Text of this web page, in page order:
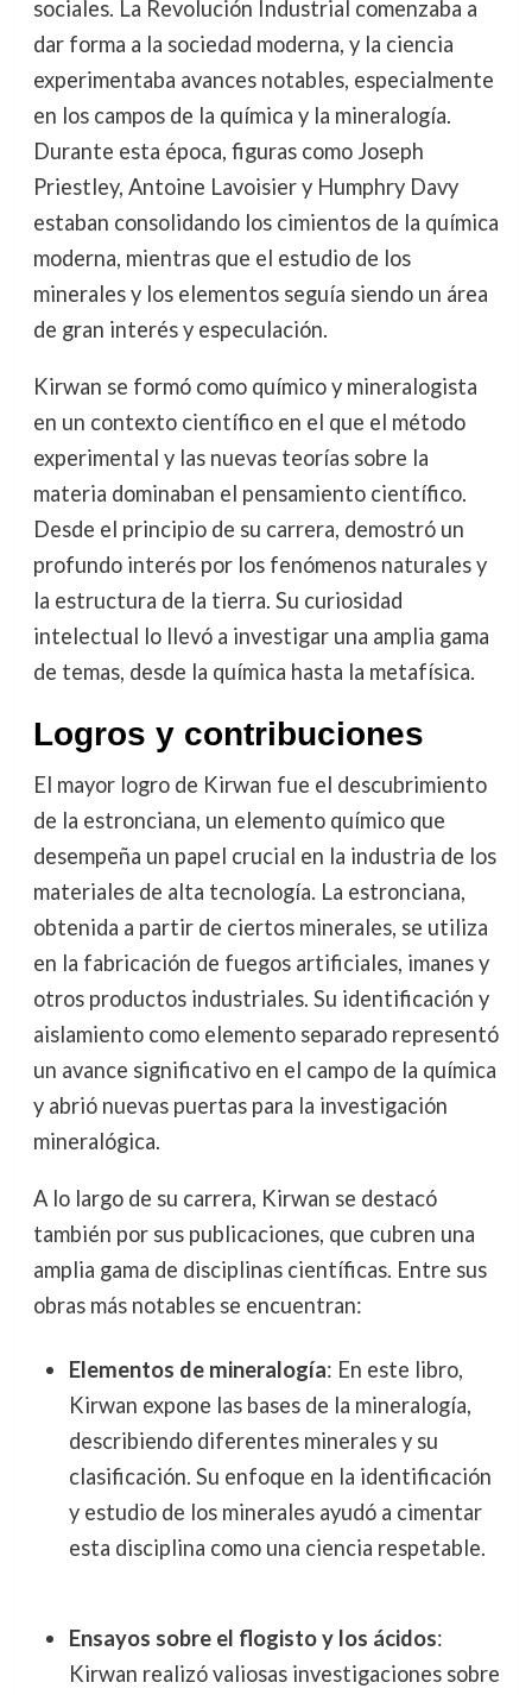
sociales. La Revolución Industrial comenzaba a
dar forma a la sociedad moderna, y la ciencia
experimentaba avances notables, especialmente
en los campos de la química y la mineralogía.
Durante esta época, figuras como Joseph
Priestley, Antoine Lavoisier y Humphry Davy
estaban consolidando los cimientos de la química
moderna, mientras que el estudio de los
minerales y los elementos seguía siendo un área
de gran interés y especulación.
Kirwan se formó como químico y mineralogista
en un contexto científico en el que el método
experimental y las nuevas teorías sobre la
materia dominaban el pensamiento científico.
Desde el principio de su carrera, demostró un
profundo interés por los fenómenos naturales y
la estructura de la tierra. Su curiosidad
intelectual lo llevó a investigar una amplia gama
de temas, desde la química hasta la metafísica.
Logros y contribuciones
El mayor logro de Kirwan fue el descubrimiento
de la estronciana, un elemento químico que
desempeña un papel crucial en la industria de los
materiales de alta tecnología. La estronciana,
obtenida a partir de ciertos minerales, se utiliza
en la fabricación de fuegos artificiales, imanes y
otros productos industriales. Su identificación y
aislamiento como elemento separado representó
un avance significativo en el campo de la química
y abrió nuevas puertas para la investigación
mineralógica.
A lo largo de su carrera, Kirwan se destacó
también por sus publicaciones, que cubren una
amplia gama de disciplinas científicas. Entre sus
obras más notables se encuentran:
Elementos de mineralogía: En este libro,
Kirwan expone las bases de la mineralogía,
describiendo diferentes minerales y su
clasificación. Su enfoque en la identificación
y estudio de los minerales ayudó a cimentar
esta disciplina como una ciencia respetable.
Ensayos sobre el flogisto y los ácidos:
Kirwan realizó valiosas investigaciones sobre